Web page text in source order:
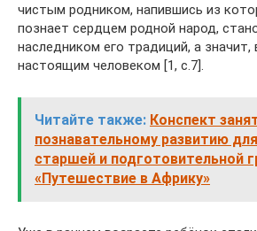
чистым родником, напившись из
познает сердцем родной народ,
наследником его традиций, а значит,
настоящим человеком [1, с.7].
Читайте также: Конспект
познавательному развитию
старшей и подготовительной
«Путешествие в Африку»